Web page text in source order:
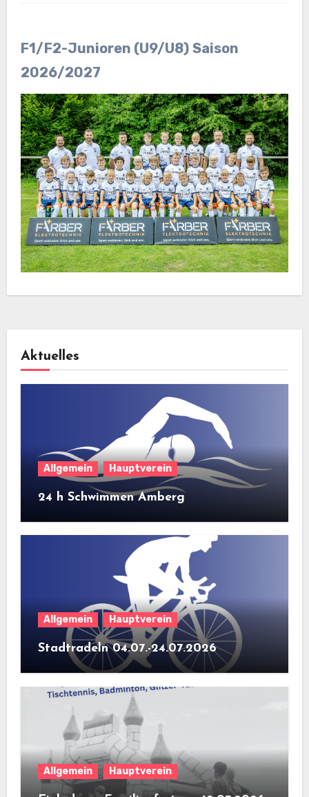
F1/F2-Junioren (U9/U8) Saison
2026/2027
Aktuelles
Allgemein Hauptverein
24 h Schwimmen Amberg
Allgemein Hauptverein
Stadtradeln 04.07.-24.07.2026
Allgemein Hauptverein